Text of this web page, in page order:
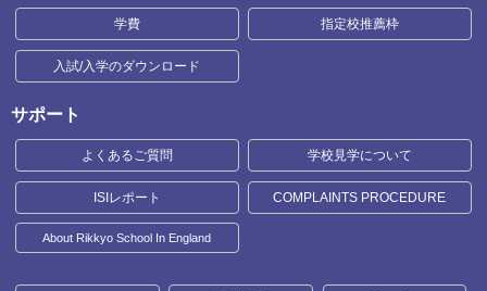
学費 指定校推薦枠
入試/入学のダウンロード
サポート
よくあるご質問 学校見学について
ISIレポート COMPLAINTS PROCEDURE
About Rikkyo School In England